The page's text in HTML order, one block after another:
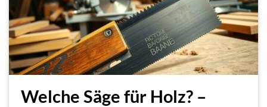
Welche Säge für Holz? –